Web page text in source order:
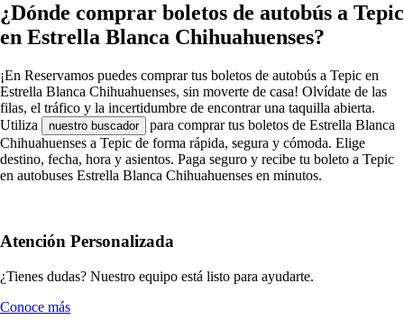
¿Dónde comprar boletos de autobús a Tepic
en Estrella Blanca Chihuahuenses?
¡En Reservamos puedes comprar tus boletos de autobús a Tepic en
Estrella Blanca Chihuahuenses, sin moverte de casa! Olvídate de las
filas, el tráfico y la incertidumbre de encontrar una taquilla abierta.
Utiliza
nuestro buscador
para comprar tus boletos de Estrella Blanca
Chihuahuenses a Tepic de forma rápida, segura y cómoda. Elige
destino, fecha, hora y asientos. Paga seguro y recibe tu boleto a Tepic
en autobuses Estrella Blanca Chihuahuenses en minutos.
Atención Personalizada
¿Tienes dudas? Nuestro equipo está listo para ayudarte.
Conoce más